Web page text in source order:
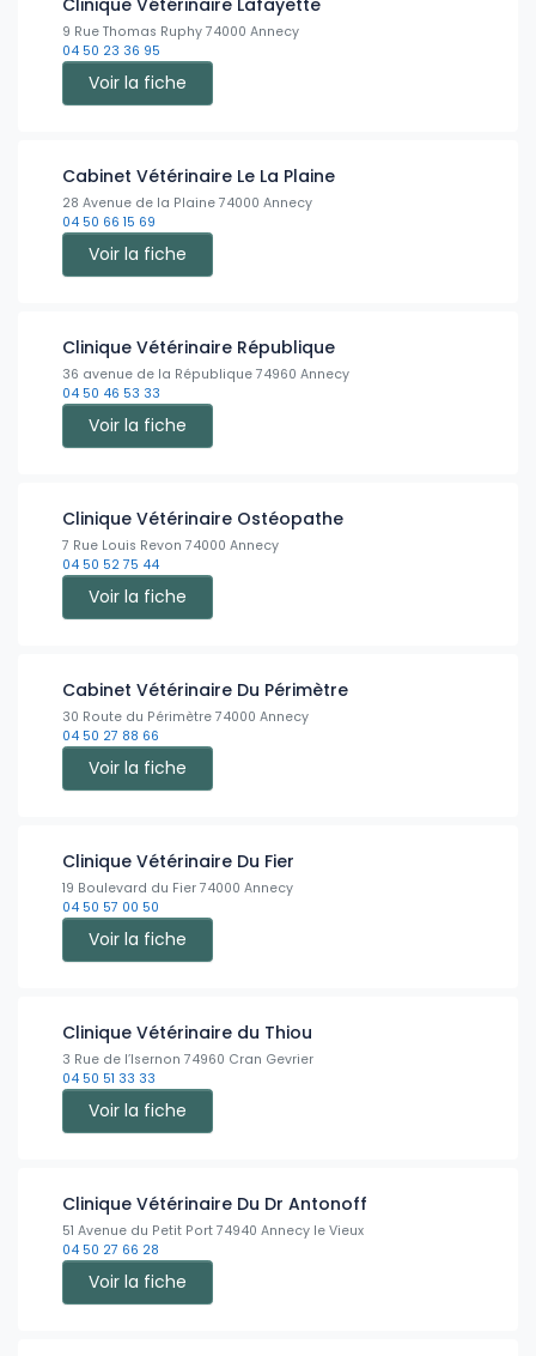
Clinique Vétérinaire Lafayette
9 Rue Thomas Ruphy 74000 Annecy
04 50 23 36 95
Voir la fiche
Cabinet Vétérinaire Le La Plaine
28 Avenue de la Plaine 74000 Annecy
04 50 66 15 69
Voir la fiche
Clinique Vétérinaire République
36 avenue de la République 74960 Annecy
04 50 46 53 33
Voir la fiche
Clinique Vétérinaire Ostéopathe
7 Rue Louis Revon 74000 Annecy
04 50 52 75 44
Voir la fiche
Cabinet Vétérinaire Du Périmètre
30 Route du Périmètre 74000 Annecy
04 50 27 88 66
Voir la fiche
Clinique Vétérinaire Du Fier
19 Boulevard du Fier 74000 Annecy
04 50 57 00 50
Voir la fiche
Clinique Vétérinaire du Thiou
3 Rue de l’Isernon 74960 Cran Gevrier
04 50 51 33 33
Voir la fiche
Clinique Vétérinaire Du Dr Antonoff
51 Avenue du Petit Port 74940 Annecy le Vieux
04 50 27 66 28
Voir la fiche